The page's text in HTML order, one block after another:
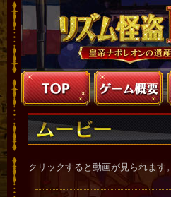
クリックすると動画が見られます。